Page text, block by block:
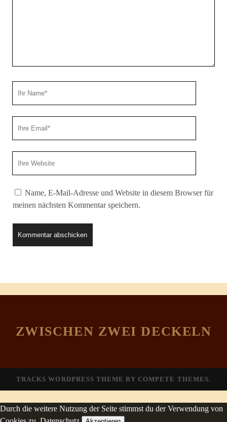
Name, E-Mail-Adresse und Website in diesem Browser für
meinen nächsten Kommentar speichern.
ZWISCHEN ZWEI DECKELN
TRACKS WORDPRESS THEME BY COMPETE THEMES.
Durch die weitere Nutzung der Seite stimmst du der Verwendung von